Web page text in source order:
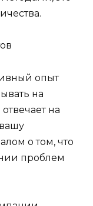
опыт
на
на
о том, что
проблем